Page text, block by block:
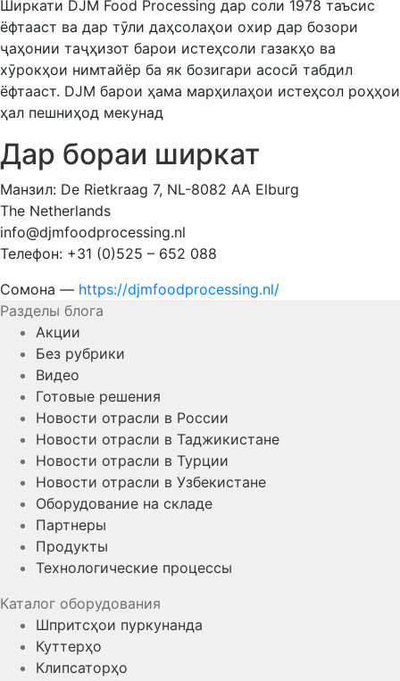
Ширкати DJM Food Processing дар соли 1978 таъсис
ёфтааст ва дар тӯли даҳсолаҳои охир дар бозори
ҷаҳонии таҷҳизот барои истеҳсоли газакҳо ва
хӯрокҳои нимтайёр ба як бозигари асосӣ табдил
ёфтааст. DJM барои ҳама марҳилаҳои истеҳсол роҳҳои
ҳал пешниҳод мекунад
Дар бораи ширкат
Манзил: De Rietkraag 7, NL-8082 AA Elburg
The Netherlands
info@djmfoodprocessing.nl
Телефон: +31 (0)525 – 652 088
Сомона — https://djmfoodprocessing.nl/
Разделы блога
Акции
Без рубрики
Видео
Готовые решения
Новости отрасли в России
Новости отрасли в Таджикистане
Новости отрасли в Турции
Новости отрасли в Узбекистане
Оборудование на складе
Партнеры
Продукты
Технологические процессы
Каталог оборудования
Шпритсҳои пуркунанда
Куттерҳо
Клипсаторҳо